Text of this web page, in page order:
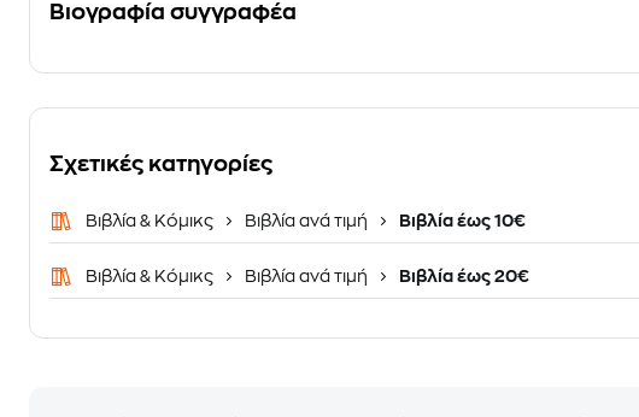
Βιογραφία συγγραφέα
Σχετικές κατηγορίες
Βιβλία & Κόμικς Βιβλία ανά τιμή Βιβλία έως 10€
Βιβλία & Κόμικς Βιβλία ανά τιμή Βιβλία έως 20€